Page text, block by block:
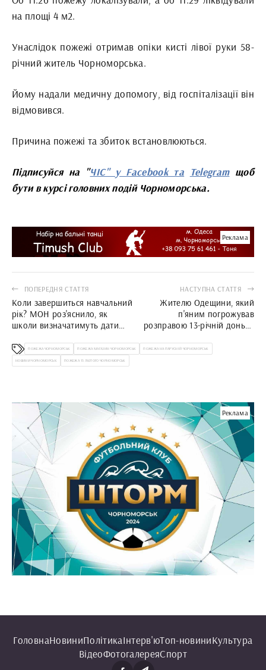
на площі 4 м2.
Унаслідок пожежі отримав опіки кисті лівої руки 58-
річний житель Чорноморська.
Йому надали медичну допомогу, від госпіталізації він
відмовився.
Причина пожежі та збиток встановлюються.
Підписуйся на "ЧІС" у Facebook та Telegram щоб
бути в курсі головних подій Чорноморська.
Реклама
ПОПЕРЕДНЯ СТАТТЯ
Коли завершиться навчальний
рік? МОН роз'яснило, як
школи визначатимуть дати
НАСТУПНА СТАТТЯ
Жителю Одещини, який
п'яним погрожував
розправою 13-річній доньці,
ПОЖЕЖА ЧОРНОМОРСЬК ПОЖЕЖА МАГАЗИН ЧОРНОМОРСЬК ПОЖЕЖА НА ПАРУСНІЙ ЧОРНОМОРСЬК
НОВИНИ ЧОРНОМОРСЬК ПОЖЕЖА 15 ЛЮТОГО ЧОРНОМОРСЬК
Реклама
ГоловнаНовиниПолітикаІнтерв'юТоп-новиниКультура
ВідеоФотогалереяСпорт